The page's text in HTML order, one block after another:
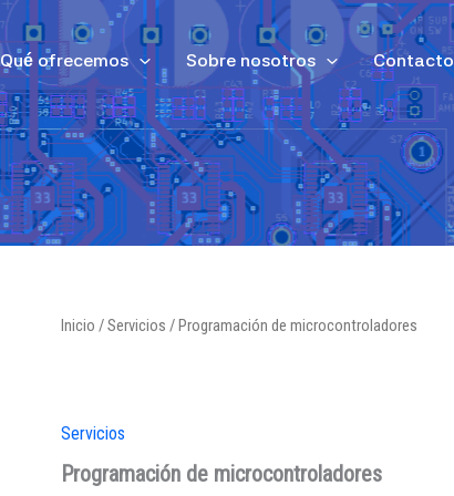
Qué ofrecemos Sobre nosotros Contacto
Inicio /Servicios / Programación de microcontroladores
Servicios
Programación de microcontroladores